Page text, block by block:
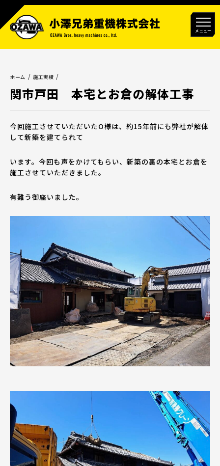
メニュー
ホーム 施工実績
関市戸田 本宅とお倉の解体工事
今回施工させていただいたO様は、約15年前にも弊社が解体
して新築を建てられて
います。今回も声をかけてもらい、新築の裏の本宅とお倉を
施工させていただきました。
有難う御座いました。